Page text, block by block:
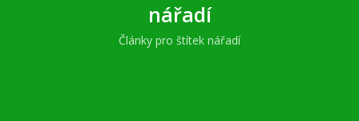
nářadí
Články pro štítek nářadí